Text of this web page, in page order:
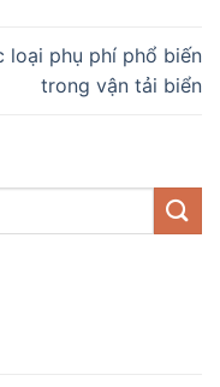
loại phụ phí phổ biến
trong vận tải biển